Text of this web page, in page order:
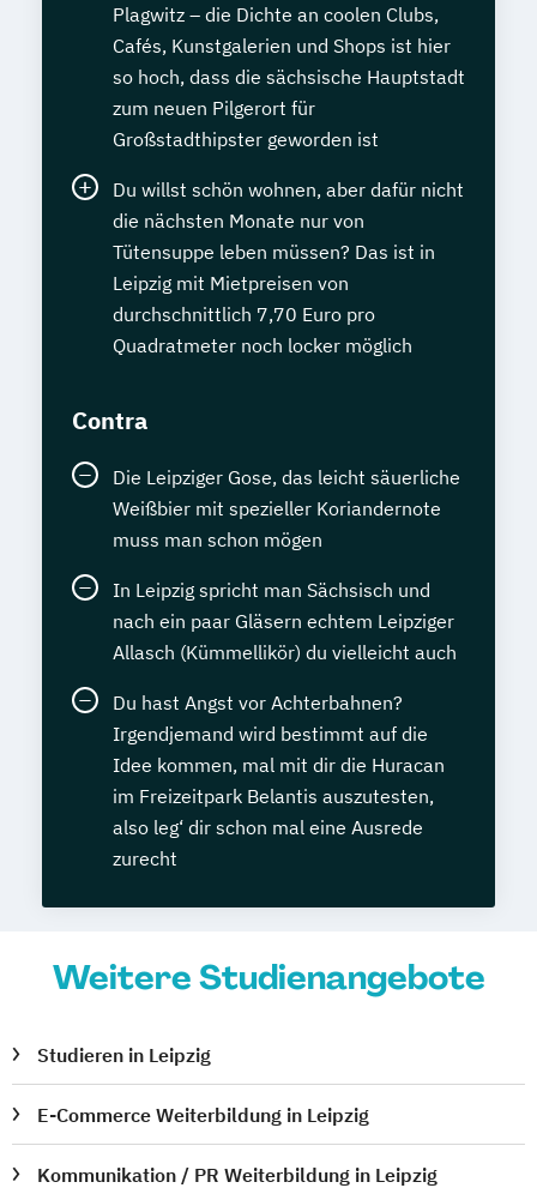
Plagwitz – die Dichte an coolen Clubs,
Cafés, Kunstgalerien und Shops ist hier
so hoch, dass die sächsische Hauptstadt
zum neuen Pilgerort für
Großstadthipster geworden ist
Du willst schön wohnen, aber dafür nicht
die nächsten Monate nur von
Tütensuppe leben müssen? Das ist in
Leipzig mit Mietpreisen von
durchschnittlich 7,70 Euro pro
Quadratmeter noch locker möglich
Contra
Die Leipziger Gose, das leicht säuerliche
Weißbier mit spezieller Koriandernote
muss man schon mögen
In Leipzig spricht man Sächsisch und
nach ein paar Gläsern echtem Leipziger
Allasch (Kümmellikör) du vielleicht auch
Du hast Angst vor Achterbahnen?
Irgendjemand wird bestimmt auf die
Idee kommen, mal mit dir die Huracan
im Freizeitpark Belantis auszutesten,
also leg‘ dir schon mal eine Ausrede
zurecht
Weitere Studienangebote
Studieren in Leipzig
E-Commerce Weiterbildung in Leipzig
Kommunikation / PR Weiterbildung in Leipzig